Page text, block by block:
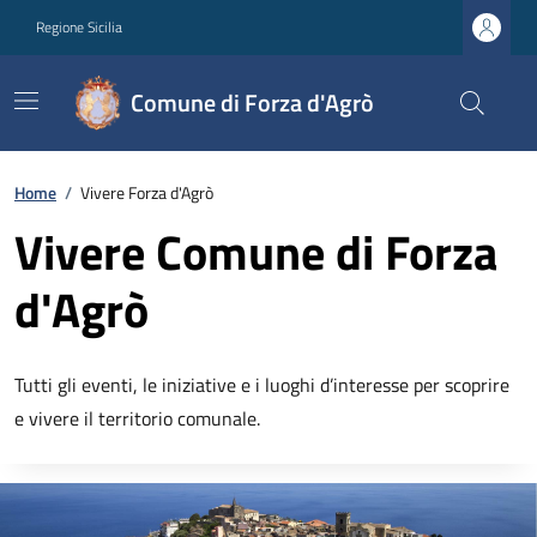
Regione Sicilia
Comune di Forza d'Agrò
Home / Vivere Forza d'Agrò
Vivere Comune di Forza
d'Agrò
Tutti gli eventi, le iniziative e i luoghi d’interesse per scoprire
e vivere il territorio comunale.